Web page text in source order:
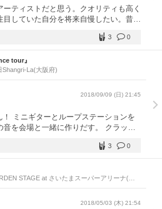
ティストだと思う。クオリティも高く
していた自分を将来自慢したい。昔、
はあいかわらずだなと懐かしく思った。
0
3
tour』
Shangri-La(大阪府)
2018/09/09 (日) 21:45
ミニギターとループステーションを
を会場と一緒に作りだす。 クラップ
0
3
STAGE at さいたまスーパーアリーナ(埼
2018/05/03 (木) 21:54